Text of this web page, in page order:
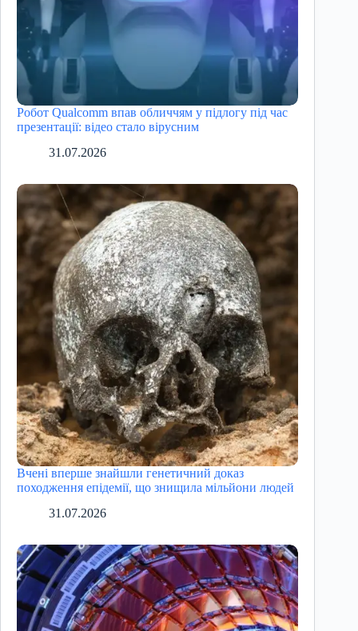
Робот Qualcomm впав обличчям у підлогу під час
презентації: відео стало вірусним
31.07.2026
Вчені вперше знайшли генетичний доказ
походження епідемії, що знищила мільйони людей
31.07.2026